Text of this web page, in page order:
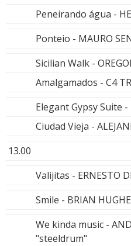
Peneirando água -
Ponteio - MAURO
Sicilian Walk -
Amalgamados - C4
Elegant Gypsy Suite
Ciudad Vieja -
13.00
Valijitas - ERNESTO
Smile - BRIAN
We kinda music -
"steeldrum"